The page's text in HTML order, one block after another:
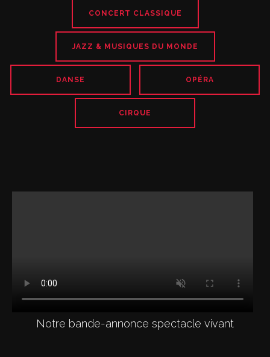
CONCERT CLASSIQUE
JAZZ & MUSIQUES DU MONDE
DANSE OPÉRA
CIRQUE
Notre bande-annonce spectacle vivant